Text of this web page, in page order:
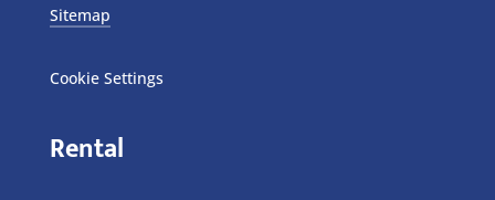
Sitemap
Cookie Settings
Rental